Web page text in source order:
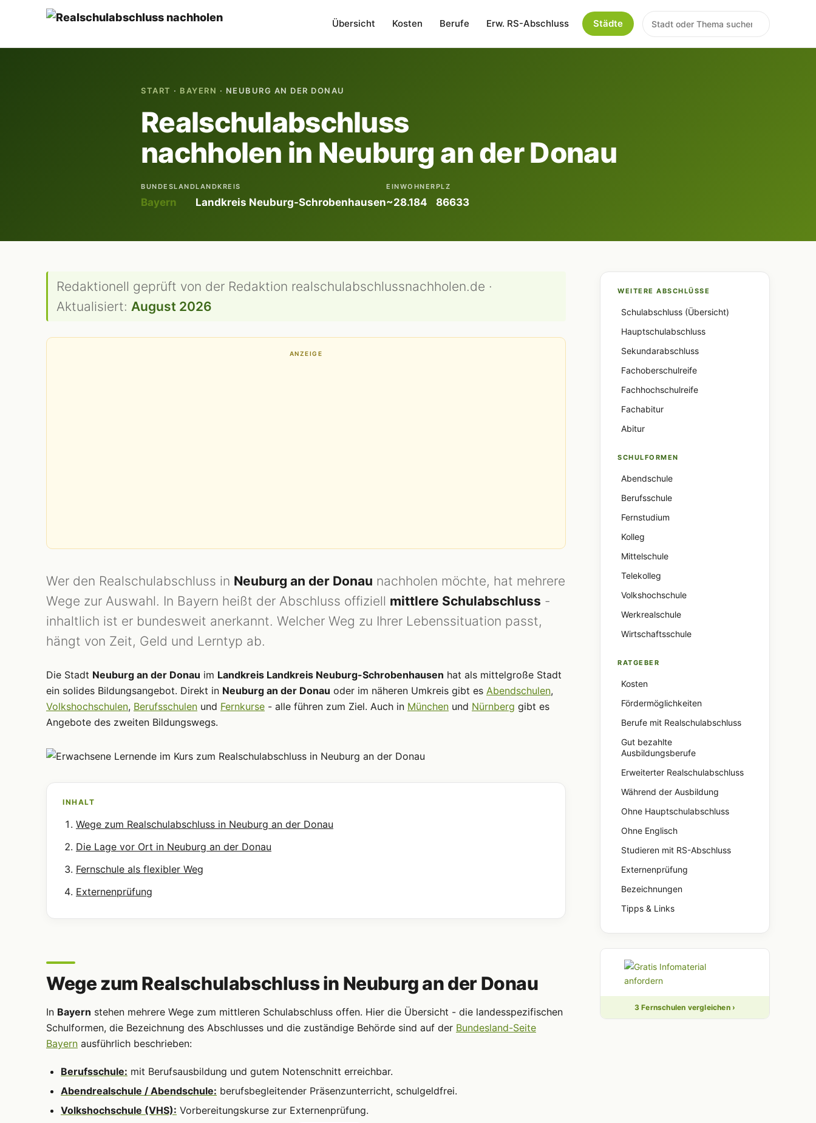
Übersicht Kosten Berufe Erw. RS-Abschluss Städte
START · BAYERN · NEUBURG AN DER DONAU
Realschulabschluss
nachholen in Neuburg an der Donau
BUNDESLAND
Bayern
LANDKREIS
Landkreis Neuburg-Schrobenhausen
EINWOHNER
~28.184
PLZ
86633
Redaktionell geprüft von der Redaktion realschulabschlussnachholen.de ·
Aktualisiert: August 2026
ANZEIGE
Wer den Realschulabschluss in Neuburg an der Donau nachholen möchte, hat mehrere
Wege zur Auswahl. In Bayern heißt der Abschluss offiziell mittlere Schulabschluss -
inhaltlich ist er bundesweit anerkannt. Welcher Weg zu Ihrer Lebenssituation passt,
hängt von Zeit, Geld und Lerntyp ab.
Die Stadt Neuburg an der Donau im Landkreis Landkreis Neuburg-Schrobenhausen hat als mittelgroße Stadt
ein solides Bildungsangebot. Direkt in Neuburg an der Donau oder im näheren Umkreis gibt es Abendschulen,
Volkshochschulen, Berufsschulen und Fernkurse - alle führen zum Ziel. Auch in München und Nürnberg gibt es
Angebote des zweiten Bildungswegs.
INHALT
Wege zum Realschulabschluss in Neuburg an der Donau
Die Lage vor Ort in Neuburg an der Donau
Fernschule als flexibler Weg
Externenprüfung
Wege zum Realschulabschluss in Neuburg an der Donau
In Bayern stehen mehrere Wege zum mittleren Schulabschluss offen. Hier die Übersicht - die landesspezifischen
Schulformen, die Bezeichnung des Abschlusses und die zuständige Behörde sind auf der Bundesland-Seite
Bayern ausführlich beschrieben:
Berufsschule: mit Berufsausbildung und gutem Notenschnitt erreichbar.
Abendrealschule / Abendschule: berufsbegleitender Präsenzunterricht, schulgeldfrei.
Volkshochschule (VHS): Vorbereitungskurse zur Externenprüfung.
WEITERE ABSCHLÜSSE
Schulabschluss (Übersicht)
Hauptschulabschluss
Sekundarabschluss
Fachoberschulreife
Fachhochschulreife
Fachabitur
Abitur
SCHULFORMEN
Abendschule
Berufsschule
Fernstudium
Kolleg
Mittelschule
Telekolleg
Volkshochschule
Werkrealschule
Wirtschaftsschule
RATGEBER
Kosten
Fördermöglichkeiten
Berufe mit Realschulabschluss
Gut bezahlte
Ausbildungsberufe
Erweiterter Realschulabschluss
Während der Ausbildung
Ohne Hauptschulabschluss
Ohne Englisch
Studieren mit RS-Abschluss
Externenprüfung
Bezeichnungen
Tipps & Links
3 Fernschulen vergleichen ›